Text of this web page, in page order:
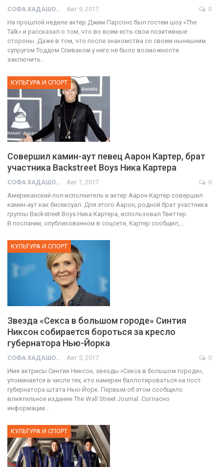
СОФА ХАДАШОТ Авг 9, 2017
0
На прошлой неделе актер Джим Парсонс был гостем шоу «The
Talk» и рассказал о том, что во всем есть свои позитивные
стороны. Даже в том, что после знакомства со своим нынешним
супругом Тоддом Спиваком у него не было возможности
заключить…
КУЛЬТУРА И СПОРТ
Совершил камин-аут певец Аарон Картер, брат
участника Backstreet Boys Ника Картера
СОФА ХАДАШОТ Авг 7, 2017
0
Американский поп-исполнитель и актер Аарон Картер совершил
камин-аут как бисексуал. Для этого Аарон, родной брат участника
группы Backstreet Boys Ника Картера, использовал Твиттер.
В послании, опубликованном в соцсети, Картер сообщил,…
КУЛЬТУРА И СПОРТ
Звезда «Секса в большом городе» Синтия
Никсон собирается бороться за кресло
губернатора Нью-Йорка
СОФА ХАДАШОТ Авг 5, 2017
0
Имя актрисы Синтии Никсон, звезды «Секса в большом городе»,
упоминается в числе тех, кто намерен баллотироваться на пост
губернатора штата Нью-Йорк. Первым об этом сообщило
влиятельное издание The Wall Street Journal. Согласно
информации…
КУЛЬТУРА И СПОРТ